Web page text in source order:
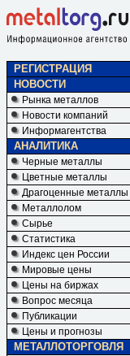
РЕГИСТРАЦИЯ
НОВОСТИ
Рынка металлов
Новости компаний
Информагентства
АНАЛИТИКА
Черные металлы
Цветные металлы
Драгоценные металлы
Металлолом
Сырье
Статистика
Индекс цен России
Мировые цены
Цены на биржах
Вопрос месяца
Публикации
Цены и прогнозы
МЕТАЛЛОТОРГОВЛЯ